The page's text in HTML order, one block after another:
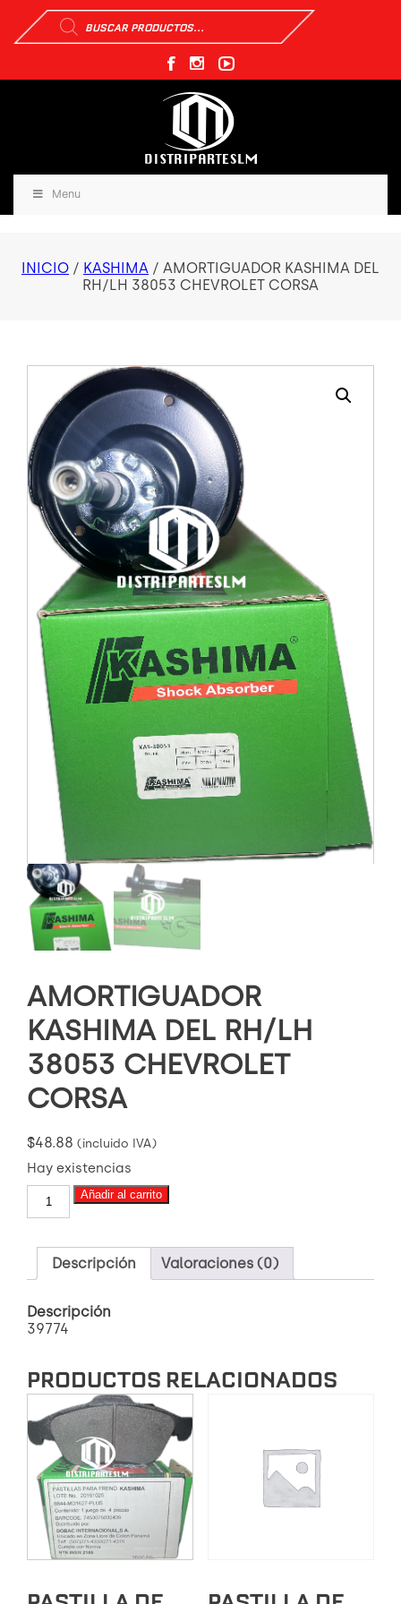
Búsqueda
de
productos
Menu
INICIO / KASHIMA / AMORTIGUADOR KASHIMA DEL
RH/LH 38053 CHEVROLET CORSA
AMORTIGUADOR
KASHIMA DEL RH/LH
38053 CHEVROLET
CORSA
$48.88 (incluido IVA)
Hay existencias
AMORTIGUADOR
KASHIMA
RH/LH
38053
CHEVROLET
cantidad
Añadir al carrito
Descripción Valoraciones (0)
Descripción
39774
PRODUCTOS RELACIONADOS